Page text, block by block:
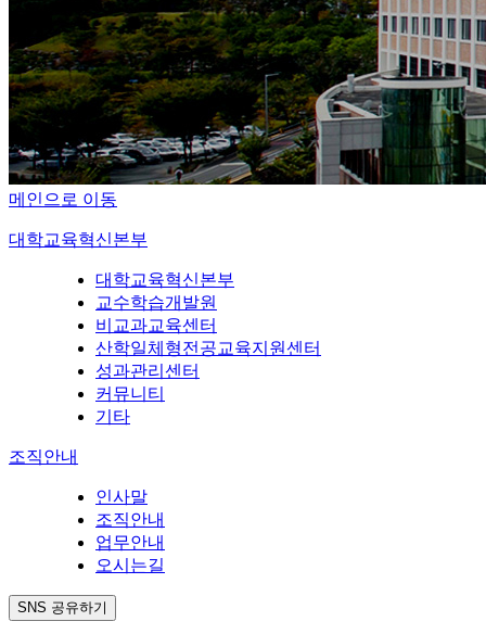
메인으로 이동
대학교육혁신본부
대학교육혁신본부
교수학습개발원
비교과교육센터
산학일체형전공교육지원센터
성과관리센터
커뮤니티
기타
조직안내
인사말
조직안내
업무안내
오시는길
SNS 공유하기